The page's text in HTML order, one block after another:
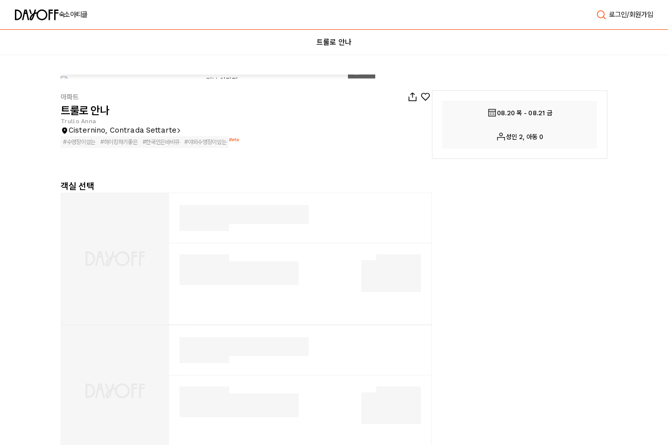
숙소아티클 로그인/회원가입
트룰로 안나
아파트
트룰로 안나
Trullo Anna
Cisternino, Contrada Settarte
#수영장이있는 #하이킹하기좋은 #한국인은바비큐 #야외수영장이있는 Beta
객실 선택
08.20 목 - 08.21 금
성인 2, 아동 0